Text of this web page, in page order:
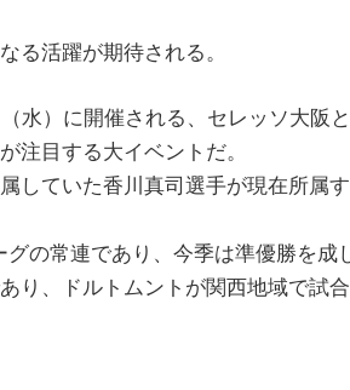
る活躍が期待される。
（水）に開催される、セレッソ大阪
注目する大イベントだ。
していた香川真司選手が現在所属
の常連であり、今季は準優勝を成
り、ドルトムントが関西地域で試